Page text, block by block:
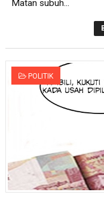
Matan subuh...
POLITIK